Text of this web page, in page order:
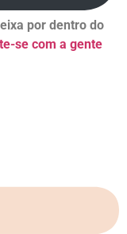
por dentro do
se com a gente